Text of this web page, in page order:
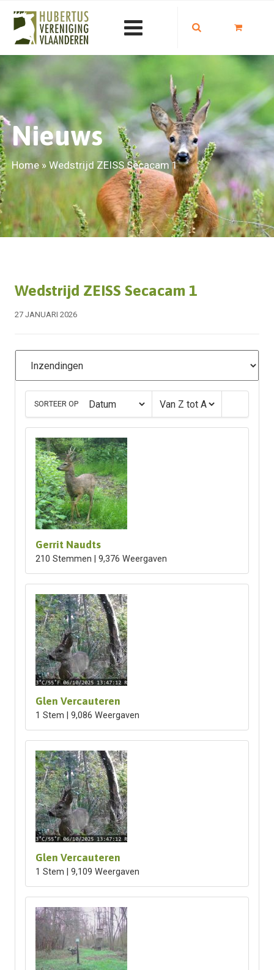
Nieuws
Home»Wedstrijd ZEISS Secacam 1
Wedstrijd ZEISS Secacam 1
27 JANUARI 2026
SORTEER OP
Gerrit Naudts
210 Stemmen | 9,376 Weergaven
Glen Vercauteren
1 Stem | 9,086 Weergaven
Glen Vercauteren
1 Stem | 9,109 Weergaven